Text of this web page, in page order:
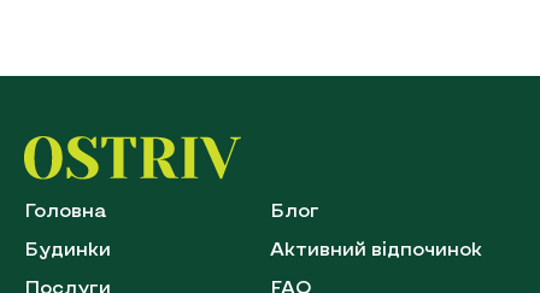
Головна
Блог
Будинки
Активний відпочинок
Послуги
FAQ